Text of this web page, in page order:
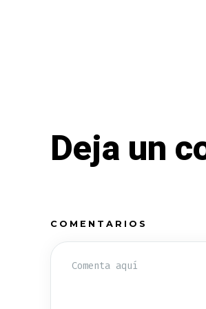
Deja un
COMENTARIOS